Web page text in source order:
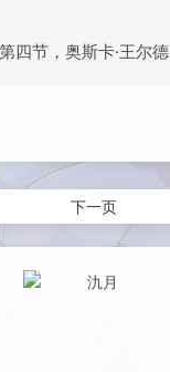
四节，奥斯卡·王尔德
下一页